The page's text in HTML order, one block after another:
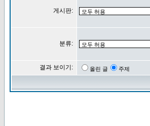
게시판:
분류:
결과 보이기: 올린 글 주제